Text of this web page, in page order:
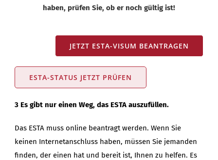
haben, prüfen Sie, ob er noch gültig ist!
JETZT ESTA-VISUM BEANTRAGEN
ESTA-STATUS JETZT PRÜFEN
3 Es gibt nur einen Weg, das ESTA auszufüllen.
Das ESTA muss online beantragt werden. Wenn Sie
keinen Internetanschluss haben, müssen Sie jemanden
finden, der einen hat und bereit ist, Ihnen zu helfen. Es